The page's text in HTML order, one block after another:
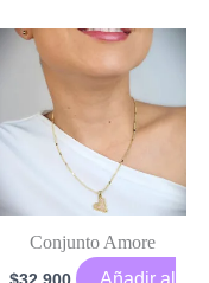
Conjunto Amore
Añadir al